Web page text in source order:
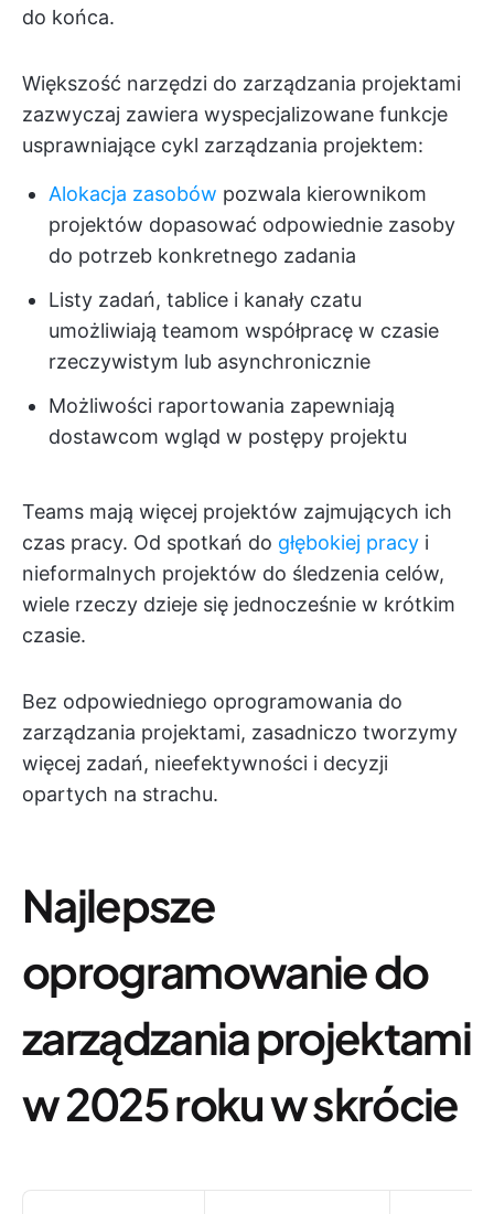
do końca.
Większość narzędzi do zarządzania projektami
zazwyczaj zawiera wyspecjalizowane funkcje
usprawniające cykl zarządzania projektem:
Alokacja zasobów pozwala kierownikom
projektów dopasować odpowiednie zasoby
do potrzeb konkretnego zadania
Listy zadań, tablice i kanały czatu
umożliwiają teamom współpracę w czasie
rzeczywistym lub asynchronicznie
Możliwości raportowania zapewniają
dostawcom wgląd w postępy projektu
Teams mają więcej projektów zajmujących ich
czas pracy. Od spotkań do głębokiej pracy i
nieformalnych projektów do śledzenia celów,
wiele rzeczy dzieje się jednocześnie w krótkim
czasie.
Bez odpowiedniego oprogramowania do
zarządzania projektami, zasadniczo tworzymy
więcej zadań, nieefektywności i decyzji
opartych na strachu.
Najlepsze
oprogramowanie do
zarządzania projektami
w 2025 roku w skrócie